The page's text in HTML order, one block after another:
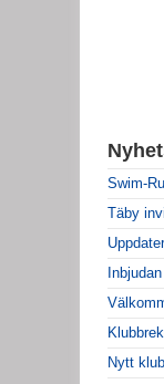
Swim-
Täby
Nytt